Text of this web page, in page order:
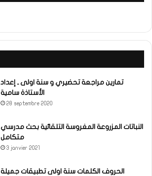
تمارين مراجعة تحضيري و سنة اولى ـ إعداد
الأستاذة سامية
28 septembre 2020
النباتات المزروعة المغروسة التلقائية بحث مدرسي
متكامل
3 janvier 2021
الحروف الكلمات سنة اولى تطبيقات جميلة